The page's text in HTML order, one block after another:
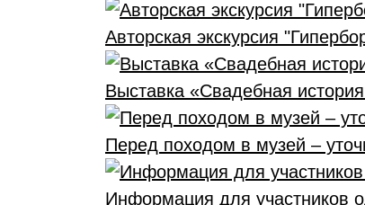
Авторская экскурсия
Выставка «Свадебная
Перед походом в музей –
Информация для